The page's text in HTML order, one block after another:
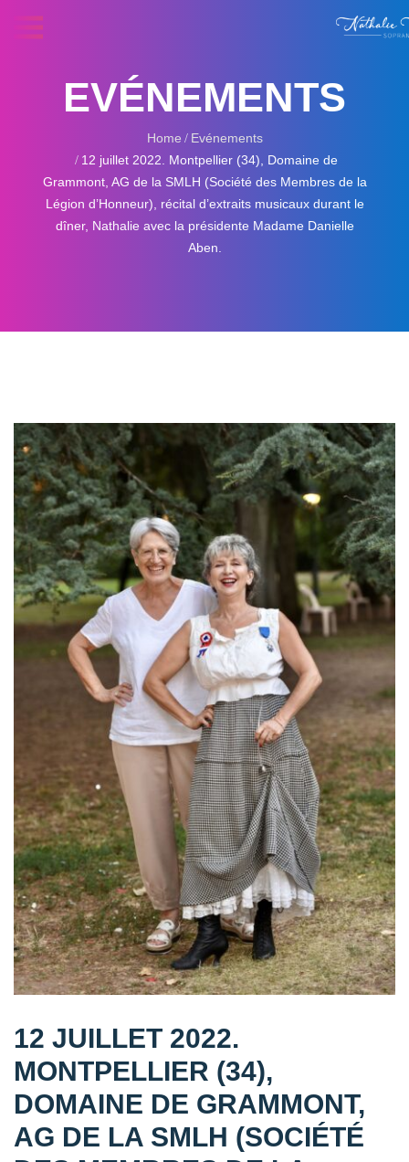
EVÉNEMENTS
Home
Evénements
12 juillet 2022. Montpellier (34), Domaine de
Grammont, AG de la SMLH (Société des Membres de la
Légion d’Honneur), récital d’extraits musicaux durant le
dîner, Nathalie avec la présidente Madame Danielle
Aben.
12 JUILLET 2022.
MONTPELLIER (34),
DOMAINE DE GRAMMONT,
AG DE LA SMLH (SOCIÉTÉ